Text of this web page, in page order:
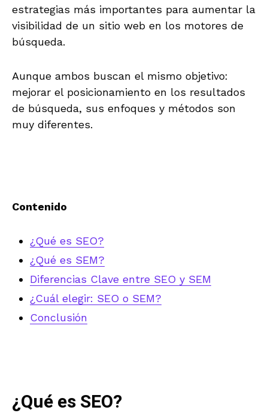
estrategias más importantes para aumentar la
visibilidad de un sitio web en los motores de
búsqueda.
Aunque ambos buscan el mismo objetivo:
mejorar el posicionamiento en los resultados
de búsqueda, sus enfoques y métodos son
muy diferentes.
Contenido
¿Qué es SEO?
¿Qué es SEM?
Diferencias Clave entre SEO y SEM
¿Cuál elegir: SEO o SEM?
Conclusión
¿Qué es SEO?